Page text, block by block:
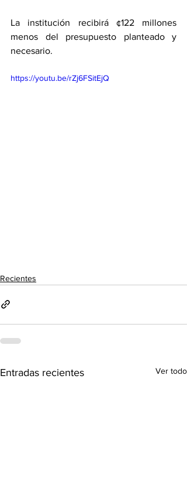
La institución recibirá ¢122 millones
menos del presupuesto planteado y
necesario.
https://youtu.be/rZj6FSitEjQ
Recientes
Entradas recientes Ver todo